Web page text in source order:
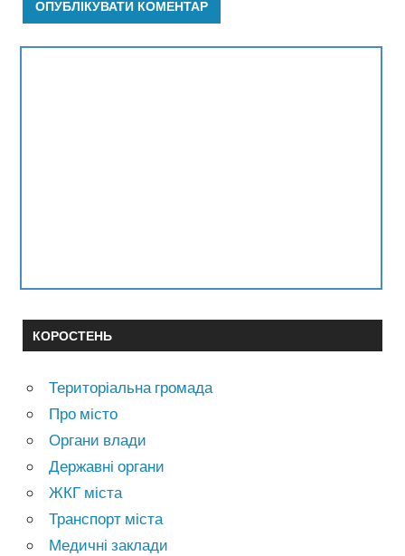
КОРОСТЕНЬ
Територіальна громада
Про місто
Органи влади
Державні органи
ЖКГ міста
Транспорт міста
Медичні заклади